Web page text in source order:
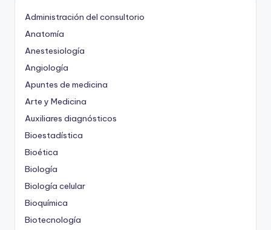
Administración del consultorio
Anatomía
Anestesiología
Angiología
Apuntes de medicina
Arte y Medicina
Auxiliares diagnósticos
Bioestadística
Bioética
Biología
Biología celular
Bioquímica
Biotecnología